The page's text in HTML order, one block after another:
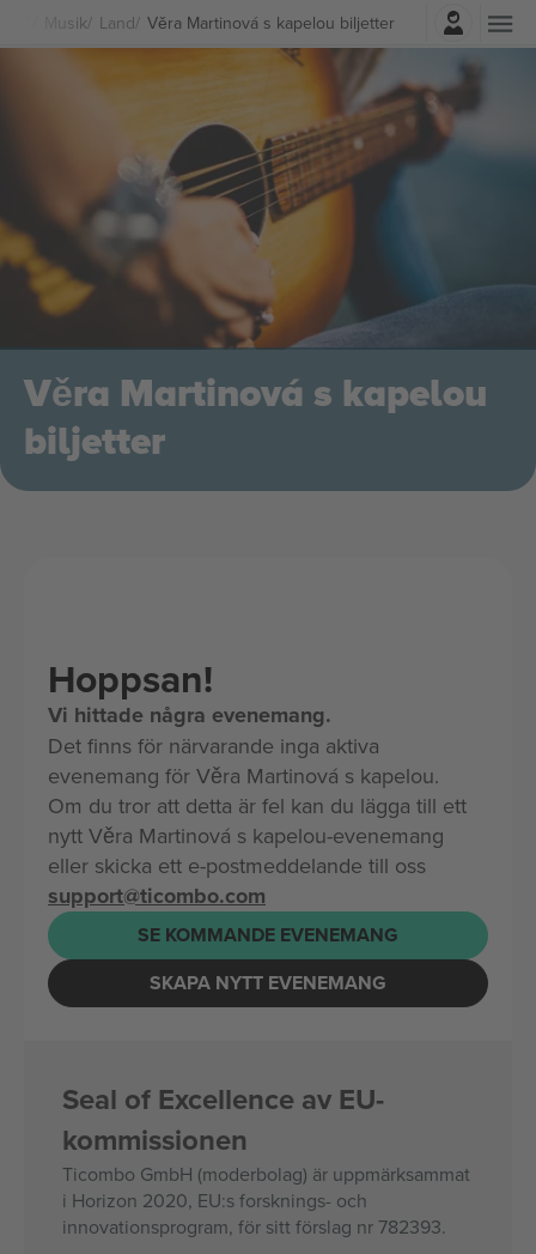
Musik Land Věra Martinová s kapelou biljetter
Logga in
Věra Martinová s kapelou
biljetter
Hoppsan!
Vi hittade några evenemang.
Det finns för närvarande inga aktiva
evenemang för Věra Martinová s kapelou.
Om du tror att detta är fel kan du lägga till ett
nytt Věra Martinová s kapelou-evenemang
eller skicka ett e-postmeddelande till oss
support@ticombo.com
SE KOMMANDE EVENEMANG
SKAPA NYTT EVENEMANG
Seal of Excellence av EU-
kommissionen
Ticombo GmbH (moderbolag) är uppmärksammat
i Horizon 2020, EU:s forsknings- och
innovationsprogram, för sitt förslag nr 782393.